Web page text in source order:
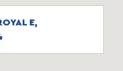
E,